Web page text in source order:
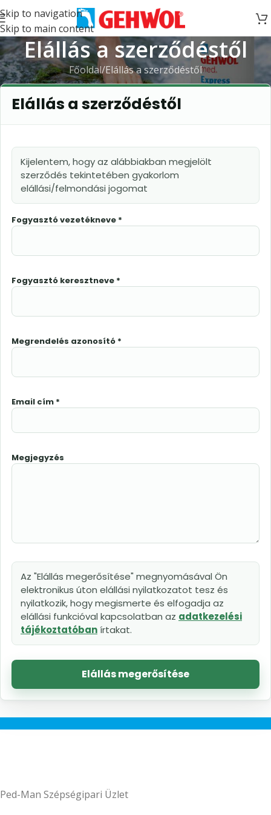
Skip to navigation
Skip to main content
Elállás a szerződéstől
Főoldal Elállás a szerződéstől
Elállás a szerződéstől
Kijelentem, hogy az alábbiakban megjelölt
szerződés tekintetében gyakorlom
elállási/felmondási jogomat
Fogyasztó vezetékneve *
Fogyasztó keresztneve *
Megrendelés azonosító *
Email cím *
Megjegyzés
Az "Elállás megerősítése" megnyomásával Ön
elektronikus úton elállási nyilatkozatot tesz és
nyilatkozik, hogy megismerte és elfogadja az
elállási funkcióval kapcsolatban az adatkezelési
tájékoztatóbanírtakat.
Elállás megerősítése
Ped-Man Szépségipari Üzlet